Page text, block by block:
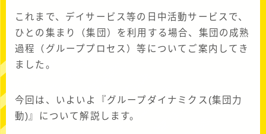
これまで、デイサービス等の日中活動サービスで、
ひとの集まり（集団）を利用する場合、集団の成熟
過程（グループプロセス）等についてご案内してき
ました。
今回は、いよいよ『グループダイナミクス(集団力
動)』について解説します。